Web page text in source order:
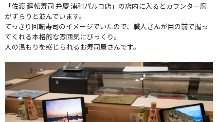
「佐渡 廻転寿司 弁慶 浦和パルコ店」の店内に入るとカウンター席
がずらりと並んでいます。
てっきり回転寿司のイメージでいたので、職人さんが目の前で握っ
てくれる本格的な雰囲気にびっくり。
人の温もりを感じられるお寿司屋さんです。